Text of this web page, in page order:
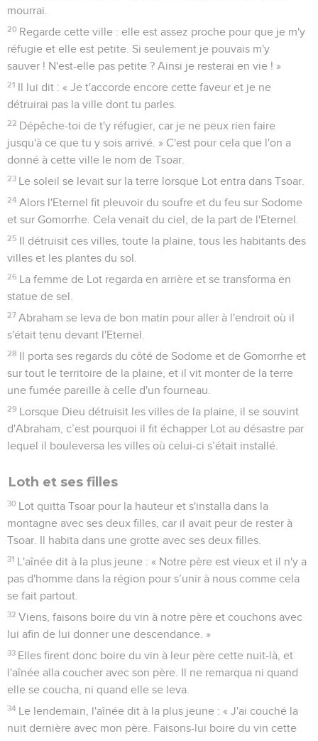
mourrai.
20 Regarde cette ville : elle est assez proche pour que je m'y
réfugie et elle est petite. Si seulement je pouvais m'y
sauver ! N'est-elle pas petite ? Ainsi je resterai en vie ! »
21 Il lui dit : « Je t'accorde encore cette faveur et je ne
détruirai pas la ville dont tu parles.
22 Dépêche-toi de t'y réfugier, car je ne peux rien faire
jusqu'à ce que tu y sois arrivé. » C'est pour cela que l'on a
donné à cette ville le nom de Tsoar.
23 Le soleil se levait sur la terre lorsque Lot entra dans Tsoar.
24 Alors l'Eternel fit pleuvoir du soufre et du feu sur Sodome
et sur Gomorrhe. Cela venait du ciel, de la part de l'Eternel.
25 Il détruisit ces villes, toute la plaine, tous les habitants des
villes et les plantes du sol.
26 La femme de Lot regarda en arrière et se transforma en
statue de sel.
27 Abraham se leva de bon matin pour aller à l'endroit où il
s'était tenu devant l'Eternel.
28 Il porta ses regards du côté de Sodome et de Gomorrhe et
sur tout le territoire de la plaine, et il vit monter de la terre
une fumée pareille à celle d'un fourneau.
29 Lorsque Dieu détruisit les villes de la plaine, il se souvint
d'Abraham, c’est pourquoi il fit échapper Lot au désastre par
lequel il bouleversa les villes où celui-ci s’était installé.
Loth et ses filles
30 Lot quitta Tsoar pour la hauteur et s'installa dans la
montagne avec ses deux filles, car il avait peur de rester à
Tsoar. Il habita dans une grotte avec ses deux filles.
31 L'aînée dit à la plus jeune : « Notre père est vieux et il n'y a
pas d'homme dans la région pour s’unir à nous comme cela
se fait partout.
32 Viens, faisons boire du vin à notre père et couchons avec
lui afin de lui donner une descendance. »
33 Elles firent donc boire du vin à leur père cette nuit-là, et
l'aînée alla coucher avec son père. Il ne remarqua ni quand
elle se coucha, ni quand elle se leva.
34 Le lendemain, l'aînée dit à la plus jeune : « J'ai couché la
nuit dernière avec mon père. Faisons-lui boire du vin cette